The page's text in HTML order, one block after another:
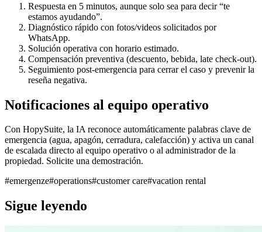
Respuesta en 5 minutos, aunque solo sea para decir “te
estamos ayudando”.
Diagnóstico rápido con fotos/videos solicitados por
WhatsApp.
Solución operativa con horario estimado.
Compensación preventiva (descuento, bebida, late check-out).
Seguimiento post-emergencia para cerrar el caso y prevenir la
reseña negativa.
Notificaciones al equipo operativo
Con HopySuite, la IA reconoce automáticamente palabras clave de
emergencia (agua, apagón, cerradura, calefacción) y activa un canal
de escalada directo al equipo operativo o al administrador de la
propiedad. Solicite una demostración.
#emergenze#operations#customer care#vacation rental
Sigue leyendo